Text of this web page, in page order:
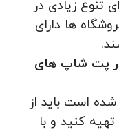
تنوع زیادی در
ها دارای
پت شاپ های
است باید از
کنید و با